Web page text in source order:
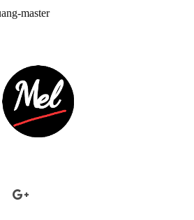
master